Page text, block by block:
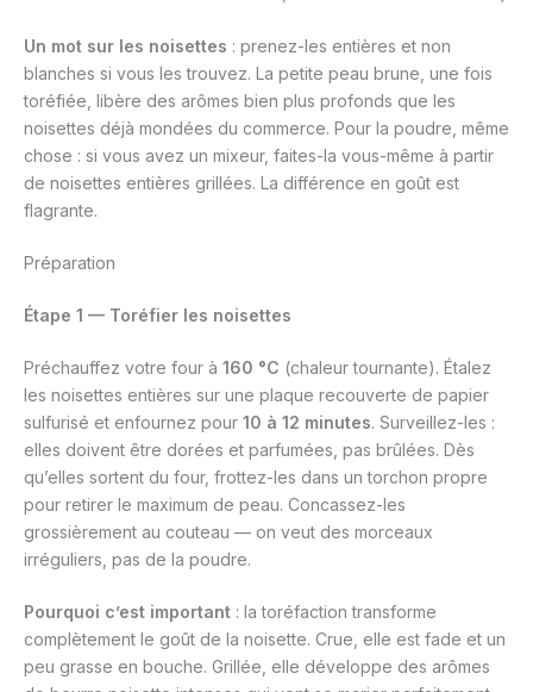
Un mot sur les noisettes : prenez-les entières et non
blanches si vous les trouvez. La petite peau brune, une fois
toréfiée, libère des arômes bien plus profonds que les
noisettes déjà mondées du commerce. Pour la poudre, même
chose : si vous avez un mixeur, faites-la vous-même à partir
de noisettes entières grillées. La différence en goût est
flagrante.
Préparation
Étape 1 — Toréfier les noisettes
Préchauffez votre four à 160 °C (chaleur tournante). Étalez
les noisettes entières sur une plaque recouverte de papier
sulfurisé et enfournez pour 10 à 12 minutes. Surveillez-les :
elles doivent être dorées et parfumées, pas brûlées. Dès
qu’elles sortent du four, frottez-les dans un torchon propre
pour retirer le maximum de peau. Concassez-les
grossièrement au couteau — on veut des morceaux
irréguliers, pas de la poudre.
Pourquoi c’est important : la toréfaction transforme
complètement le goût de la noisette. Crue, elle est fade et un
peu grasse en bouche. Grillée, elle développe des arômes